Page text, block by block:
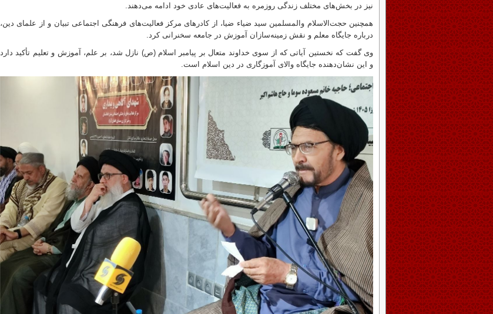
نیز در بخش‌های مختلف زندگی روزمره به فعالیت‌های عادی خود ادامه می‌دهند.
همچنین حجت‌الاسلام والمسلمین سید ضیاء ضیا، از کادرهای مرکز فعالیت‌های فرهنگی اجتماعی تبیان و از علمای دین،
درباره جایگاه معلم و نقش زمینه‌سازان آموزش در جامعه سخنرانی کرد.
وی گفت که نخستین آیاتی که از سوی خداوند متعال بر پیامبر اسلام (ص) نازل شد، بر علم، آموزش و تعلیم تأکید دارد
و این نشان‌دهنده جایگاه والای آموزگاری در دین اسلام است.